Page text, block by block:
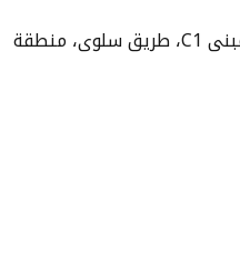
العنوان: مجمع الوعب التجاري، المبنى C1، طريق سلوى، منطقة